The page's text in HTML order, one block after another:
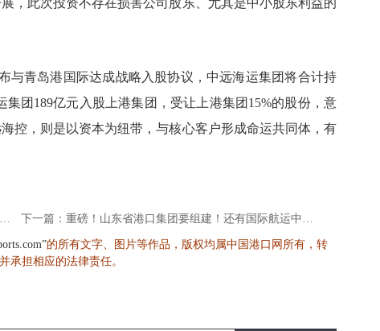
，此次投资不存在损害公司股东、尤其是中小股东利益的
与青岛港国际达成战略入股协议，中远海运集团将合计持
团189亿元入股上港集团，受让上港集团15%的股份，意
控，则是以资本为纽带，与核心客户形成命运共同体，有
上一篇：威尔森携手日立分析仪器公司推出含硫检测仪，并实现船上便捷测试 下一篇：重磅！山东省港口集团要组建！还有国际航运中心！
的所有文字、图片等作品，版权均属中国港口网所有，转
承担相应的法律责任。